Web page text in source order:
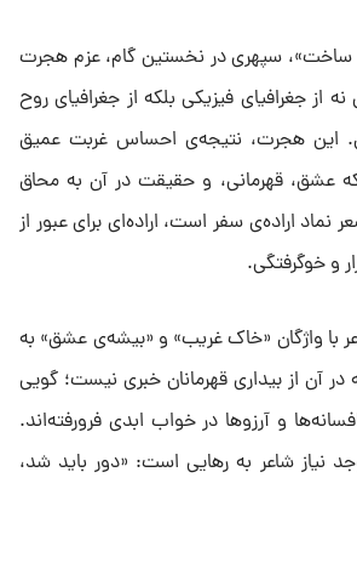
ساخت»، سپهری در نخستین گام، عزم هجرت
از جغرافیای فیزیکی بلکه از جغرافیای روح
این هجرت، نتیجه‌ی احساس غربت عمیق
عشق، قهرمانی، و حقیقت در آن به محاق
نماد اراده‌ی سفر است، اراده‌ای برای عبور از
و خوگرفتگی.
با واژگان «خاک غریب» و «بیشه‌ی عشق» به
آن از بیداری قهرمانان خبری نیست؛ گویی
و آرزوها در خواب ابدی فرورفته‌اند.
نیاز شاعر به رهایی است: «دور باید شد،